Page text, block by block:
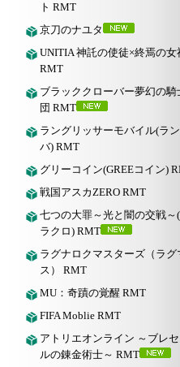
ト RMT
京刀のナユタ
UNITIA 神託の使徒×終焉の女
RMT
ブラッククローバー夢幻の騎
団 RMT
ラングリッサーモバイル(ラ
バ) RMT
グリーコイン(GREEコイン)
戦国アスカZERO RMT
七つの大罪～光と闇の交戦～
ラクロ) RMT
ラグナロクマスターズ（ラグ
ス） RMT
MU：奇蹟の覚醒 RMT
FIFA Moblie RMT
アトリエオンライン ～ブレセ
ルの錬金術士～ RMT